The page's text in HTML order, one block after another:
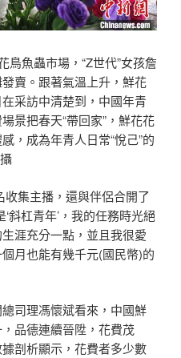
鳥魚蟲市場，“Z世代”女孩詹
賣。跟著氣溫上升，鮮花
采訪中清楚到，中國年青
景把春天“帶回家”，鮮花花
，成為年青人日常“悅己”的
收集主播，還與伴侶合開了
斜杠青年’，我的任務時光絕
涯充分一點，並且我很愛
月也能有幾千元(國民幣)的
司理馮懷斌看來，中國鮮
品德連續晉陞，花費茂
剖析顯示，花費者多少數